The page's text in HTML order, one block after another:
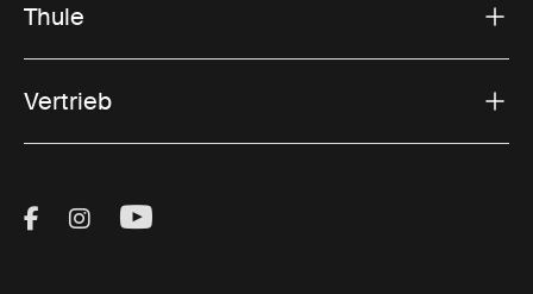
Thule
Vertrieb
Visit Thule on Facebook (external link)
Visit Thule on Instagram (external link)
Visit Thule on Youtube (external